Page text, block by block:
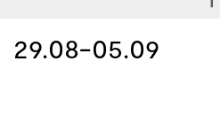
29.08-05.09